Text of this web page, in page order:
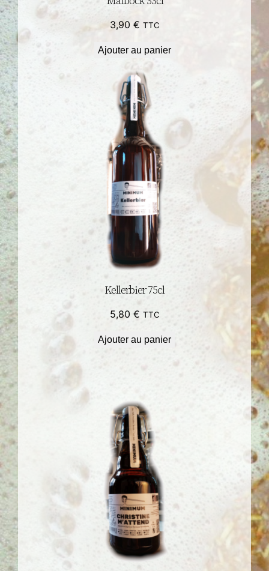
3,90 € TTC
Ajouter au panier
Kellerbier 75cl
5,80 € TTC
Ajouter au panier